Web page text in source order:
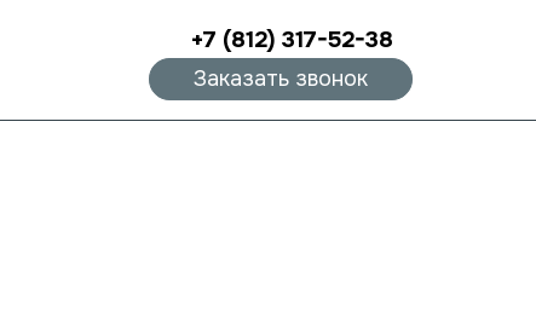
+7 (812) 317-52-38
Заказать звонок